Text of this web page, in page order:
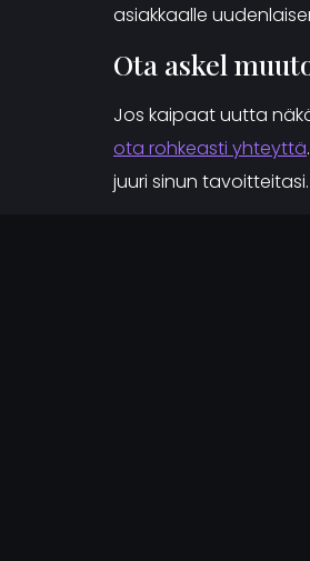
asiakkaalle
Ota askel
Jos kaipaat uutta
ota rohkeasti yhteyttä
juuri sinun